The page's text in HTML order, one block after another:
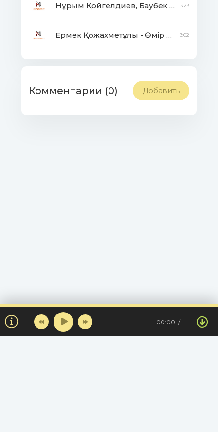
Нұрым Қойгелдиев, Баубек Айдарбеков - Жазғы би 3:23
Ермек Қожахметұлы - Өмір сүр жәй ғана 3:02
Комментарии (0) Добавить
00:00